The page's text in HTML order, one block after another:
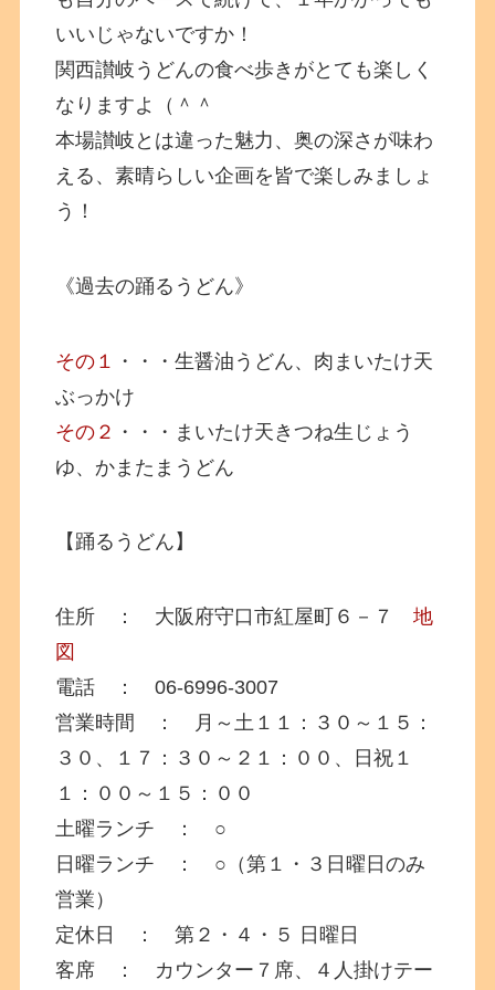
いいじゃないですか！
関西讃岐うどんの食べ歩きがとても楽しく
なりますよ（＾＾
本場讃岐とは違った魅力、奥の深さが味わ
える、素晴らしい企画を皆で楽しみましょ
う！
《過去の踊るうどん》
その１ ・・・生醤油うどん、肉まいたけ天
ぶっかけ
その２ ・・・まいたけ天きつね生じょう
ゆ、かまたまうどん
【踊るうどん】
住所 ： 大阪府守口市紅屋町６－７地
図
電話 ： 06-6996-3007
営業時間 ： 月～土１１：３０～１５：
３０、１７：３０～２１：００、日祝１
１：００～１５：００
土曜ランチ ： ○
日曜ランチ ： ○（第１・３日曜日のみ
営業）
定休日 ： 第２・４・５ 日曜日
客席 ： カウンター７席、４人掛けテー